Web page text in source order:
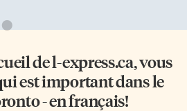
del-express.ca, vous
est important dans le
- en français!